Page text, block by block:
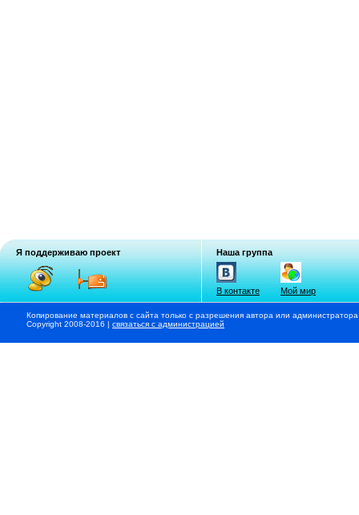
Я поддерживаю проект Наша группа
В контакте Мой мир
Копирование материалов с сайта только с разрешения автора или
Copyright 2008-2016 | связаться с администрацией